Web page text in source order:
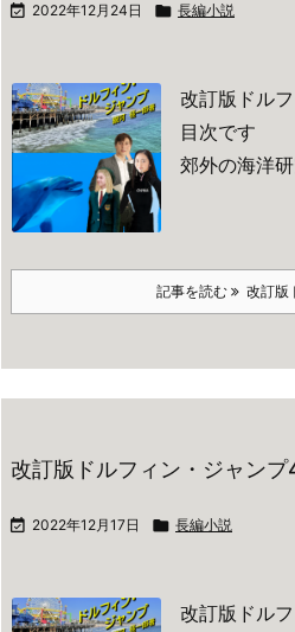
 2022年12月24日  長編小説
改訂版ドル
目次です
郊外の海洋
記事を読む 改訂版
改訂版ドルフィン・ジャン
 2022年12月17日  長編小説
改訂版ドル